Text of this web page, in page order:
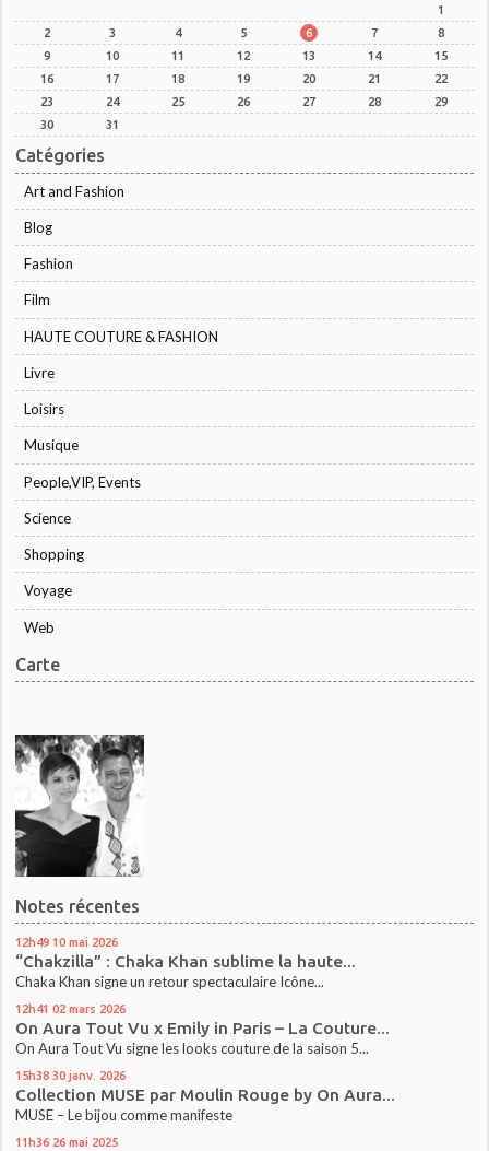
1
2
3 4 5 6 7
8
9
10 11 12 13 14
15
16
17 18 19 20 21
22
23
24 25 26 27 28
29
30
31
Catégories
Art and Fashion
Blog
Fashion
Film
HAUTE COUTURE & FASHION
Livre
Loisirs
Musique
People,VIP, Events
Science
Shopping
Voyage
Web
Carte
Notes récentes
12h49 10 mai 2026
“Chakzilla” : Chaka Khan sublime la haute...
Chaka Khan signe un retour spectaculaire Icône...
12h41 02 mars 2026
On Aura Tout Vu x Emily in Paris – La Couture...
On Aura Tout Vu signe les looks couture de la saison 5...
15h38 30 janv. 2026
Collection MUSE par Moulin Rouge by On Aura...
MUSE – Le bijou comme manifeste
11h36 26 mai 2025